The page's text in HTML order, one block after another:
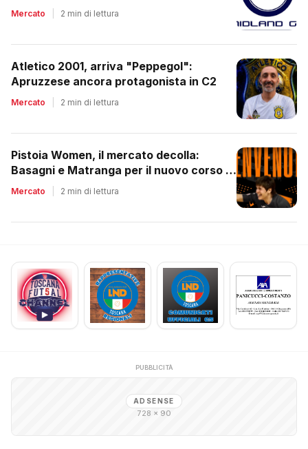
Mercato 2 min di lettura
Atletico 2001, arriva "Peppegol":
Apruzzese ancora protagonista in C2
Mercato 2 min di lettura
Pistoia Women, il mercato decolla:
Basagni e Matranga per il nuovo corso di
Nico Lami
Mercato 2 min di lettura
PUBBLICITÀ
ADSENSE
728 × 90